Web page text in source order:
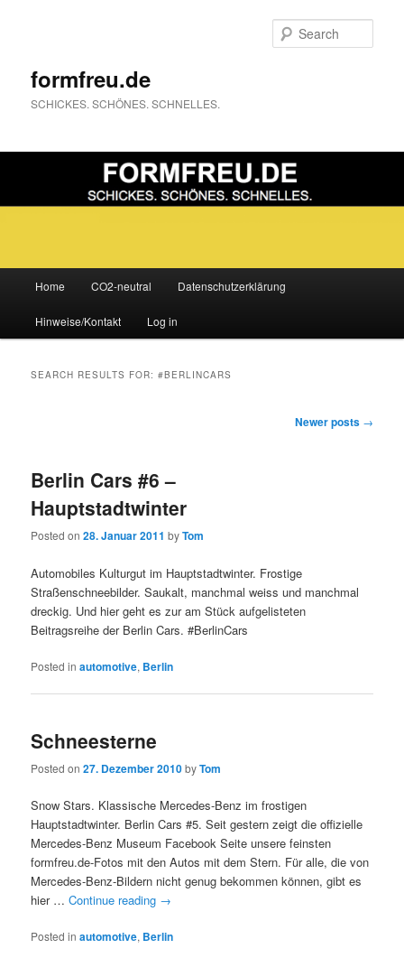
formfreu.de
SCHICKES. SCHÖNES. SCHNELLES.
Skip
to
Skip
to
Home CO2-neutral Datenschutzerklärung
Hinweise/Kontakt Log in
SEARCH RESULTS FOR:#BERLINCARS
Newer posts →
Berlin Cars #6 –
Hauptstadtwinter
Posted on28. Januar 2011 byTom
Automobiles Kulturgut im Hauptstadtwinter. Frostige
Straßenschneebilder. Saukalt, manchmal weiss und manchmal
dreckig. Und hier geht es zur am Stück aufgelisteten
Beitragsreihe der Berlin Cars. #BerlinCars
Posted in automotive, Berlin
Schneesterne
Posted on27. Dezember 2010byTom
Snow Stars. Klassische Mercedes-Benz im frostigen
Hauptstadtwinter. Berlin Cars #5. Seit gestern zeigt die offizielle
Mercedes-Benz Museum Facebook Seite unsere feinsten
formfreu.de-Fotos mit den Autos mit dem Stern. Für alle, die von
Mercedes-Benz-Bildern nicht genug bekommen können, gibt es
hier …Continue reading →
Posted in automotive, Berlin